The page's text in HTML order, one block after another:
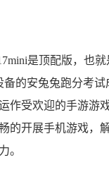
是顶配版，也
备的安兔兔跑分考试
作受欢迎的手游游
的开展手机游戏，
。